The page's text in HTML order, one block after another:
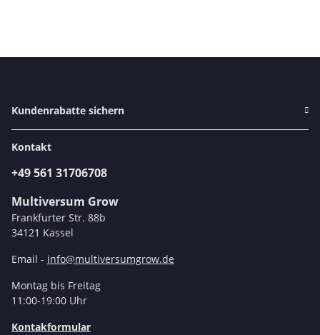
Kundenrabatte sichern
Kontakt
+49 561 31706708
Multiversum Grow
Frankfurter Str. 88b
34121 Kassel
Email - info@multiversumgrow.de
Montag bis Freitag
11:00-19:00 Uhr
Kontakformular